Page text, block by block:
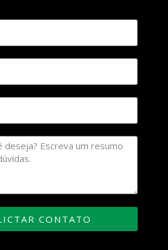
CONTATO